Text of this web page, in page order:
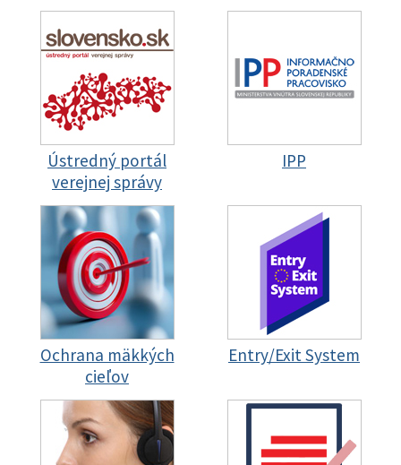
Ústredný portál
verejnej správy
IPP
Ochrana mäkkých
cieľov
Entry/Exit System